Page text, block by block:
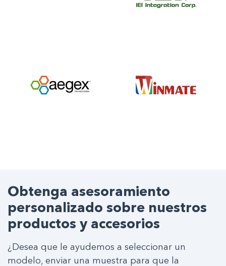
Obtenga asesoramiento
personalizado sobre nuestros
productos y accesorios
¿Desea que le ayudemos a seleccionar un
modelo, enviar una muestra para que la